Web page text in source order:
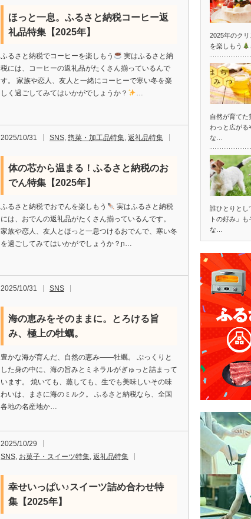
ほっと一息。ふるさと納税コーヒー返
礼品特集【2025年】
ふるさと納税でコーヒーを楽しもう
実はふるさと納
税には、コーヒーの返礼品がたくさん揃っているんで
す。 家族や恋人、友人と一緒にコーヒーで寒い冬を楽
しく過ごしてみてはいかがでしょうか？
…
2025/10/31 SNS, 惣菜・加工品特集, 返礼品特集
体の芯から温まる！ふるさと納税のお
でん特集【2025年】
ふるさと納税でおでんを楽しもう
実はふるさと納税
には、おでんの返礼品がたくさん揃っているんです。
家族や恋人、友人とほっと一息つけるおでんで、寒い冬
を過ごしてみてはいかがでしょうか？ɲ…
2025/10/31 SNS
海の恵みをそのままに。とろける旨
み、極上の牡蠣。
豊かな海が育んだ、自然の恵み――牡蠣。 ぷっくりと
した身の中に、海の旨みとミネラルがぎゅっと詰まって
います。 焼いても、蒸しても、生でも美味しいその味
わいは、まさに海のミルク。 ふるさと納税なら、全国
各地の名産地か…
2025/10/29
SNS, お菓子・スイーツ特集, 返礼品特集
幸せいっぱい♪スイーツ詰め合わせ特
集【2025年】
2025年のク
を楽しもう
自然が育てた
わっと広がる
な…
誰ひとりとし
トの好み」
な…